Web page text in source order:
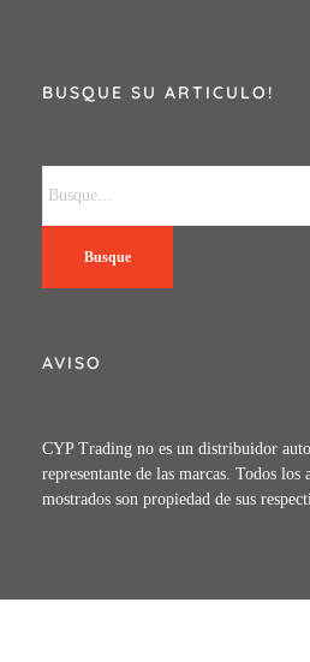
BUSQUE SU ARTICULO!
Busque
AVISO
CYP Trading no es un distribuidor
representante de las marcas. Todos
mostrados son propiedad de sus